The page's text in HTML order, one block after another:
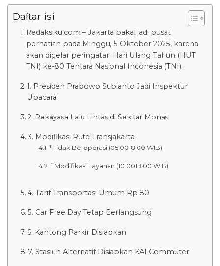
Daftar isi
Redaksiku.com – Jakarta bakal jadi pusat
perhatian pada Minggu, 5 Oktober 2025, karena
akan digelar peringatan Hari Ulang Tahun (HUT
TNI) ke-80 Tentara Nasional Indonesia (TNI).
1. Presiden Prabowo Subianto Jadi Inspektur
Upacara
2. Rekayasa Lalu Lintas di Sekitar Monas
3. Modifikasi Rute Transjakarta
¹ Tidak Beroperasi (05.0018.00 WIB)
¹ Modifikasi Layanan (10.0018.00 WIB)
4. Tarif Transportasi Umum Rp 80
5. Car Free Day Tetap Berlangsung
6. Kantong Parkir Disiapkan
7. Stasiun Alternatif Disiapkan KAI Commuter